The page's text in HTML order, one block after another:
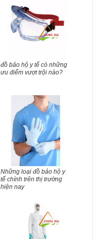
đồ bảo hộ y tế có những
ưu điểm vượt trội nào?
Những loại đồ bảo hộ y
tế chính trên thị trường
hiện nay